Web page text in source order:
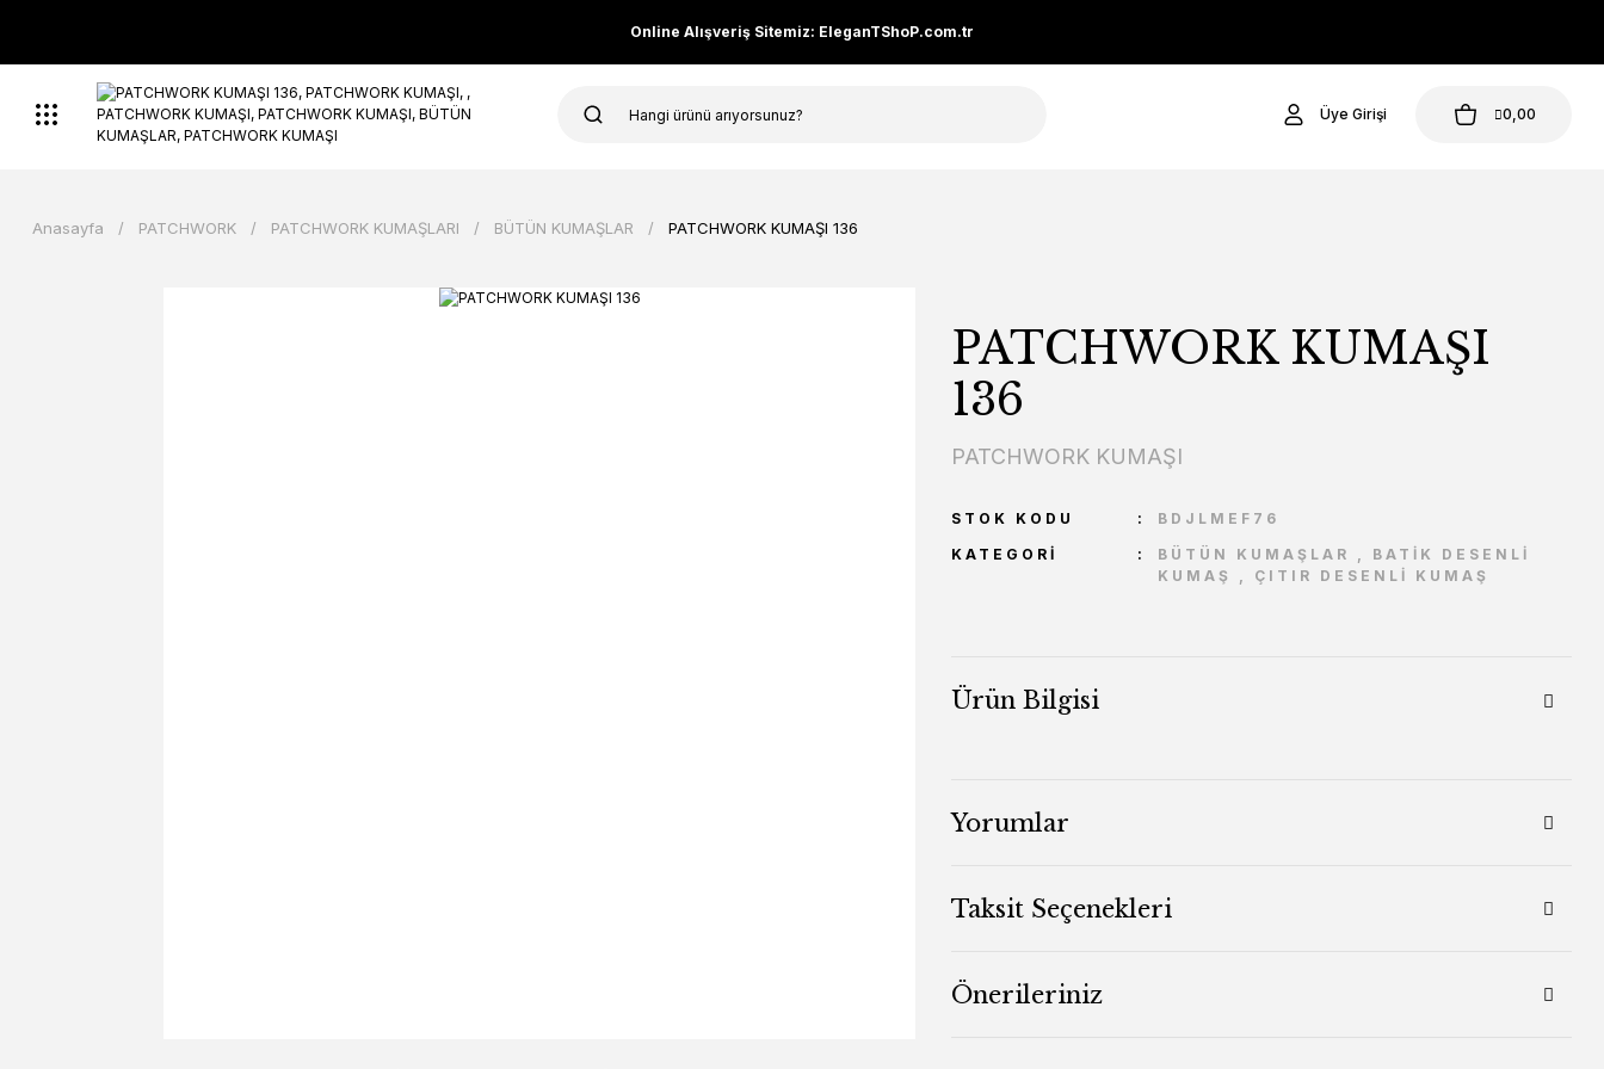
Online Alışveriş Sitemiz: EleganTShoP.com.tr
Üye Girişi 0,00
Anasayfa PATCHWORK PATCHWORK KUMAŞLARI BÜTÜN KUMAŞLAR PATCHWORK KUMAŞI 136
PATCHWORK KUMAŞI
136
PATCHWORK KUMAŞI
STOK KODU
BDJLMEF76
KATEGORI
BÜTÜN KUMAŞLAR , BATİK DESENLİ
KUMAŞ
, ÇITIR DESENLİ KUMAŞ
Ürün Bilgisi
Yorumlar
Taksit Seçenekleri
Önerileriniz